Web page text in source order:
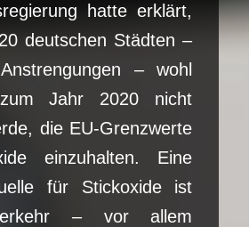
hatte erklärt,
deutschen Städten –
– wohl
Jahr 2020 nicht
die EU-Grenzwerte
einzuhalten. Eine
für Stickoxide ist
– vor allem